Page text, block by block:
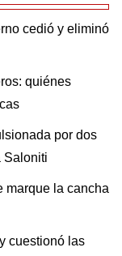
cedió y eliminó
quiénes
por dos
Saloniti
marque la cancha
cuestionó las